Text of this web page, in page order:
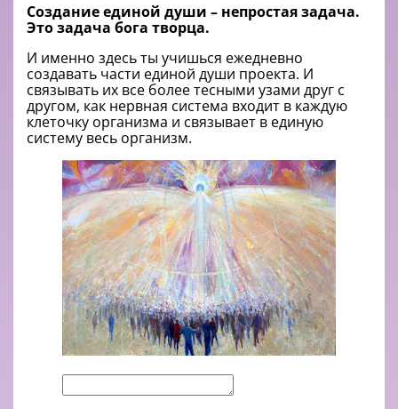
Cоздание единой души – непростая задача.
Это задача бога творца.
И именно здесь ты учишься ежедневно
создавать части единой души проекта. И
связывать их все более тесными узами друг с
другом, как нервная система входит в каждую
клеточку организма и связывает в единую
систему весь организм.